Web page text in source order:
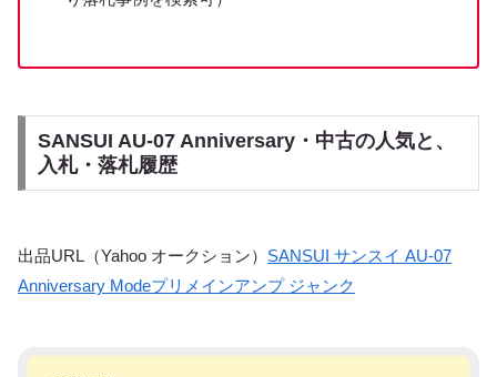
SANSUI AU-07 Anniversary・中古の人気と、
入札・落札履歴
出品URL（Yahoo オークション） SANSUI サンスイ AU-07
Anniversary Modeプリメインアンプ ジャンク